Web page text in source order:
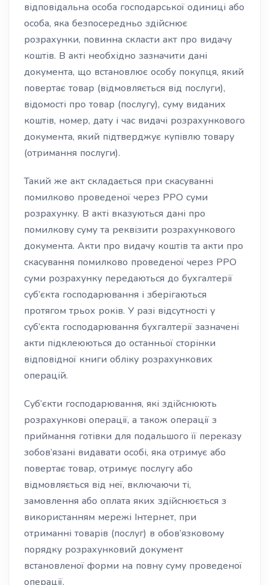
відповідальна особа господарської одиниці або
особа, яка безпосередньо здійснює
розрахунки, повинна скласти акт про видачу
коштів. В акті необхідно зазначити дані
документа, що встановлює особу покупця, який
повертає товар (відмовляється від послуги),
відомості про товар (послугу), суму виданих
коштів, номер, дату і час видачі розрахункового
документа, який підтверджує купівлю товару
(отримання послуги).
Такий же акт складається при скасуванні
помилково проведеної через РРО суми
розрахунку. В акті вказуються дані про
помилкову суму та реквізити розрахункового
документа. Акти про видачу коштів та акти про
скасування помилково проведеної через РРО
суми розрахунку передаються до бухгалтерії
суб’єкта господарювання і зберігаються
протягом трьох років. У разі відсутності у
суб’єкта господарювання бухгалтерії зазначені
акти підклеюються до останньої сторінки
відповідної книги обліку розрахункових
операцій.
Суб’єкти господарювання, які здійснюють
розрахункові операції, а також операції з
приймання готівки для подальшого її переказу
зобов’язані видавати особі, яка отримує або
повертає товар, отримує послугу або
відмовляється від неї, включаючи ті,
замовлення або оплата яких здійснюється з
використанням мережі Інтернет, при
отриманні товарів (послуг) в обов’язковому
порядку розрахунковий документ
встановленої форми на повну суму проведеної
операції.